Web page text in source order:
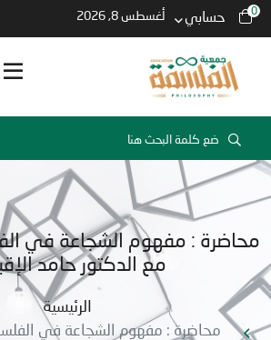
0 حسابي أغسطس 8, 2026
محاضرة : مفهوم الشجاعة في
مع الدكتور حامد
الرئيسية
محاضرة : مفهوم الشجاعة في